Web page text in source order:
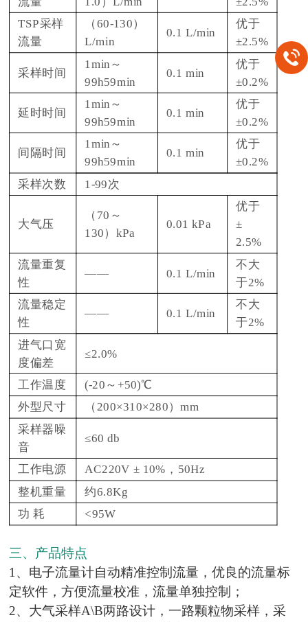
TSP采样
流量
（60-130）
L/min
0.1 L/min
优于
±2.5%
采样时间
1min～
99h59min
0.1 min
优于
±0.2%
延时时间
1min～
99h59min
0.1 min
优于
±0.2%
间隔时间
1min～
99h59min
0.1 min
优于
±0.2%
采样次数
1-99次
大气压
（70～
130）kPa
0.01 kPa
优于
±
2.5%
流量重复
性
—— 0.1 L/min
不大
于2%
流量稳定
性
—— 0.1 L/min
不大
于2%
进气口宽
度偏差
≤2.0%
工作温度
(-20～+50)℃
外型尺寸
（200×310×280）mm
采样器噪
音
≤60 db
工作电源
AC220V ± 10%，50Hz
整机重量
约6.8Kg
功 耗
<95W
三、产品特点
1、电子流量计自动精准控制流量，优良的流量标
定软件，方便流量校准，流量单独控制；
2、大气采样A\B两路设计，一路颗粒物采样，采